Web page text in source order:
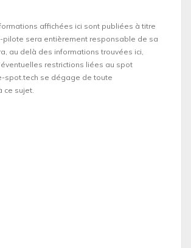
affichées ici sont publiées à titre
pilote sera entièrement responsable de sa
au delà des informations trouvées ici,
restrictions liées au spot
spot.tech se dégage de toute
ce sujet.